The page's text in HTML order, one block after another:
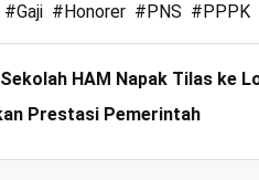
#Gaji #Honorer #PNS #PPPK
HAM Napak Tilas ke
Prestasi Pemerintah